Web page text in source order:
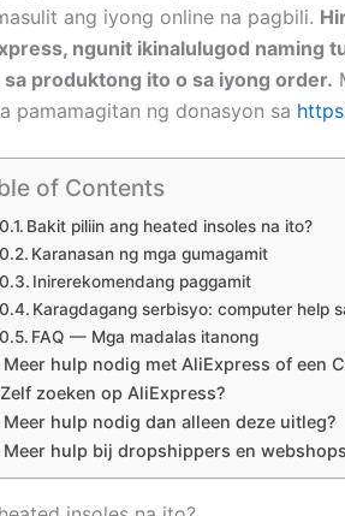
ang iyong online na pagbili.
ngunit ikinalulugod naming
produktong ito o sa iyong order.
pamamagitan ng donasyon sa
of Contents
Bakit piliin ang heated insoles na ito?
Karanasan ng mga gumagamit
Inirerekomendang paggamit
Karagdagang serbisyo: computer help
FAQ — Mga madalas itanong
Meer hulp nodig met AliExpress of een
Zelf zoeken op AliExpress?
Meer hulp nodig dan alleen deze uitleg?
Meer hulp bij dropshippers en webshops